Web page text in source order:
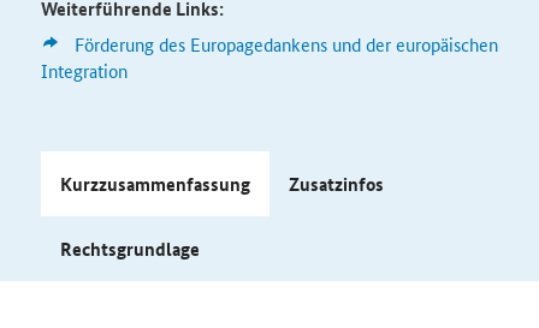
Weiterführende Links:
Förderung des Europagedankens und der europäischen
Integration
Kurzzusammenfassung Zusatzinfos
Rechtsgrundlage